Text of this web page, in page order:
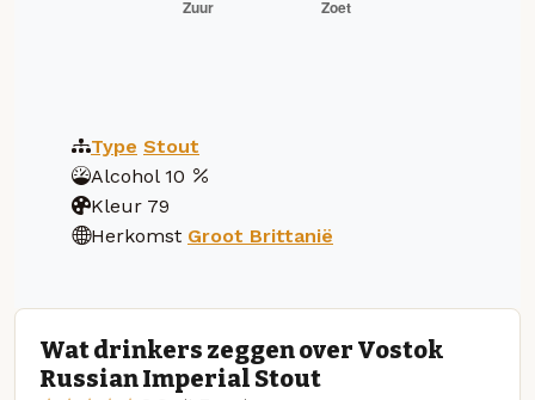
Type Stout
Alcohol 10
Kleur 79
Herkomst Groot Brittanië
Wat drinkers zeggen over Vostok
Russian Imperial Stout